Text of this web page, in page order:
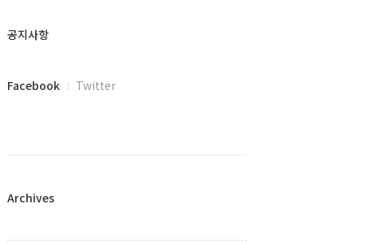
글
공지사항
페
플
Facebook Twitter
Archives